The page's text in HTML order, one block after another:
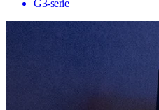
G3-serie